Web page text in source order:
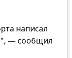
написал
— сообщил